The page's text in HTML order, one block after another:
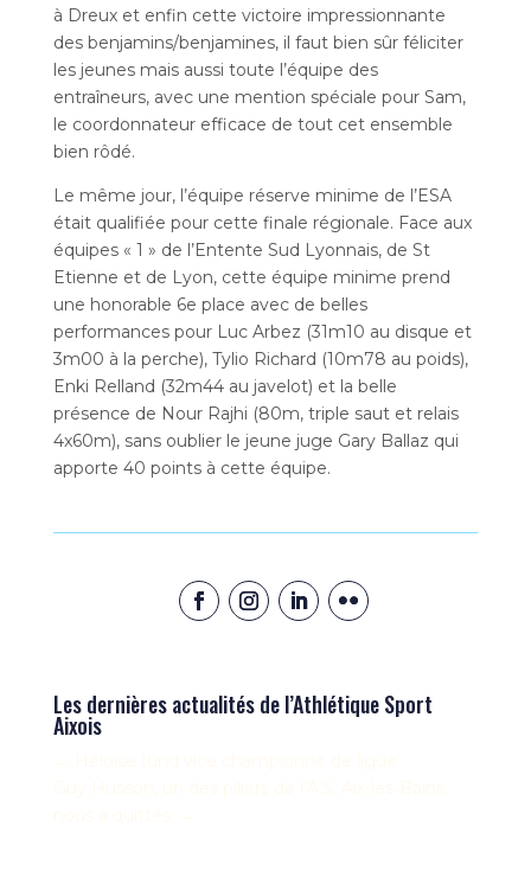
à Dreux et enfin cette victoire impressionnante
des benjamins/benjamines, il faut bien sûr féliciter
les jeunes mais aussi toute l’équipe des
entraîneurs, avec une mention spéciale pour Sam,
le coordonnateur efficace de tout cet ensemble
bien rôdé.
Le même jour, l’équipe réserve minime de l’ESA
était qualifiée pour cette finale régionale. Face aux
équipes « 1 » de l’Entente Sud Lyonnais, de St
Etienne et de Lyon, cette équipe minime prend
une honorable 6e place avec de belles
performances pour Luc Arbez (31m10 au disque et
3m00 à la perche), Tylio Richard (10m78 au poids),
Enki Relland (32m44 au javelot) et la belle
présence de Nour Rajhi (80m, triple saut et relais
4x60m), sans oublier le jeune juge Gary Ballaz qui
apporte 40 points à cette équipe.
Les dernières actualités de l’Athlétique Sport
Aixois